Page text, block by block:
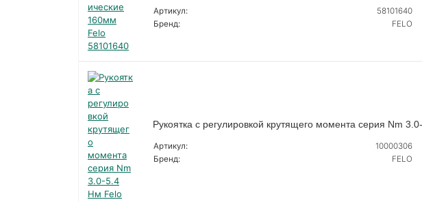
Артикул:
58101640
Бренд:
FELO
Рукоятка с регулировкой крутящего момента серия Nm
Артикул:
10000306
Бренд:
FELO